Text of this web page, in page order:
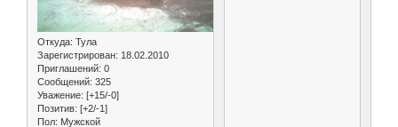
Откуда: Тула
Зарегистрирован: 18.02.2010
Приглашений: 0
Сообщений: 325
Уважение: [+15/-0]
Позитив: [+2/-1]
Пол: Мужской